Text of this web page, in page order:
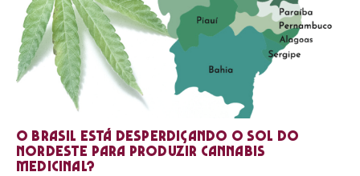
O Brasil está desperdiçando o sol do
nordeste para produzir cannabis
medicinal?